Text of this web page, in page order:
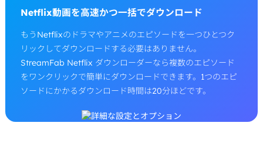
Netflix動画を高速かつ一括でダウンロード
もうNetflixのドラマやアニメのエピソードを一つひとつク
リックしてダウンロードする必要はありません。
StreamFab Netflix ダウンローダーなら複数のエピソード
をワンクリックで簡単にダウンロードできます。1つのエピ
ソードにかかるダウンロード時間は20分ほどです。